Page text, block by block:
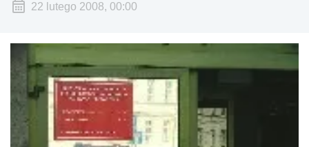
22 lutego 2008, 00:00